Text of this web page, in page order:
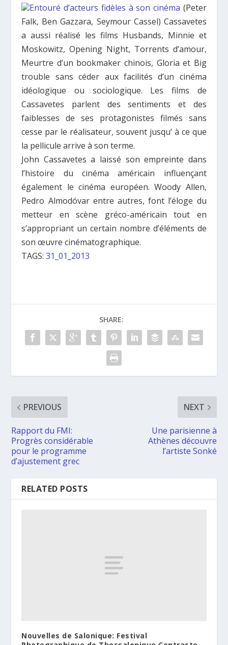
Entouré d’acteurs fidèles à son cinéma (Peter
Falk, Ben Gazzara, Seymour Cassel) Cassavetes
a aussi réalisé les films Husbands, Minnie et
Moskowitz, Opening Night, Torrents d’amour,
Meurtre d’un bookmaker chinois, Gloriaet Big
trouble sans céder aux facilités d’un cinéma
idéologique ou sociologique. Les films de
Cassavetes parlent des sentiments et des
faiblesses de ses protagonistes filmés sans
cesse par le réalisateur, souvent jusqu’ à ce que
la pellicule arrive à son terme.
John Cassavetes a laissé son empreinte dans
l’histoire du cinéma américain influençant
également le cinéma européen. Woody Allen,
Pedro Almodóvar entre autres, font l’éloge du
metteur en scène gréco-américain tout en
s’appropriant un certain nombre d’éléments de
son œuvre cinématographique.
TAGS:31_01_2013
SHARE:
PREVIOUS
Rapport du FMI:
Progrès considérable
pour le programme
d’ajustement grec
NEXT
Une parisienne à
Athènes découvre
l’artiste Sonké
RELATED POSTS
Nouvelles de Salonique: Festival